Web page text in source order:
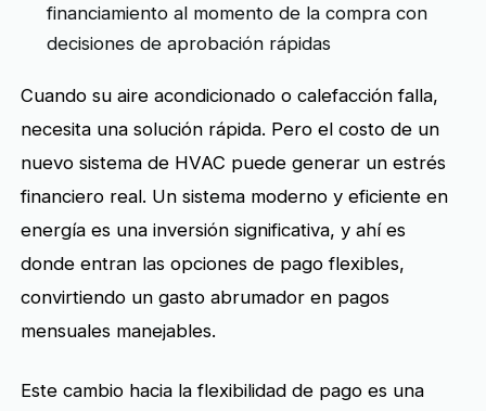
financiamiento al momento de la compra con
decisiones de aprobación rápidas
Cuando su aire acondicionado o calefacción falla,
necesita una solución rápida. Pero el costo de un
nuevo sistema de HVAC puede generar un estrés
financiero real. Un sistema moderno y eficiente en
energía es una inversión significativa, y ahí es
donde entran las opciones de pago flexibles,
convirtiendo un gasto abrumador en pagos
mensuales manejables.
Este cambio hacia la flexibilidad de pago es una